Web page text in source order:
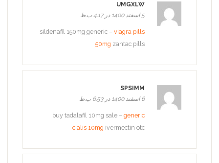
UMGXLW
5 اسفند 1400 در 4:17 ب.ظ
sildenafil 150mg generic – viagra pills
50mg zantac pills
SPSIMM
6 اسفند 1400 در 6:53 ب.ظ
buy tadalafil 10mg sale – generic
cialis 10mg ivermectin otc